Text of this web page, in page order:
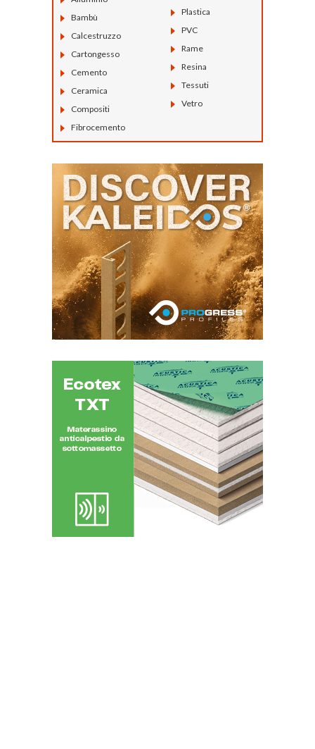
Bambù
Calcestruzzo
Cartongesso
Cemento
Ceramica
Compositi
Fibrocemento
Plastica
PVC
Rame
Resina
Tessuti
Vetro